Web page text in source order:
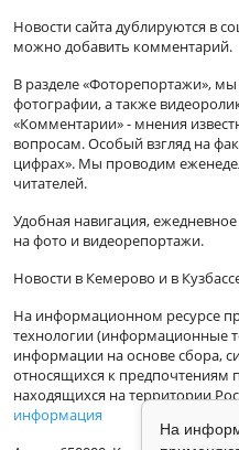
Новости сайта дублируются в
можно добавить комментарий.
В разделе «Фоторепортажи»,
фотографии, а также
«Комментарии» - мнения
вопросам. Особый взгляд на
цифрах». Мы проводим
читателей.
Удобная навигация,
на фото и видеорепортажи.
Новости в Кемерово и в
На информационном ресурсе
технологии (информационные
информации на основе сбора,
относящихся к предпочтениям
находящихся на территории
информация
На